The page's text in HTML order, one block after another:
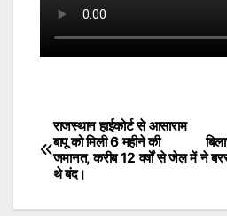
Post
navigation
ने
राजस्थान हाईकोर्ट से आसाराम
बापू को मिली 6 महीने की
जमानत, करीब 12 वर्षों से जेल में
थे बंद।